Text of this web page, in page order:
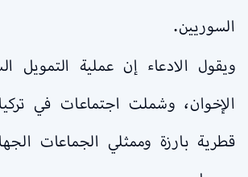
السوريين.
ويقول الادعاء إن عملية التمويل
الإخوان، وشملت اجتماعات في
قطرية بارزة وممثلي الجماعات